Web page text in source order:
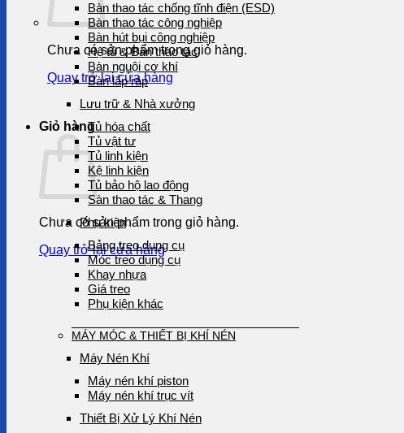
Chưa có sản phẩm trong giỏ hàng.
Quay trở lại cửa hàng
Giỏ hàng
Chưa có sản phẩm trong giỏ hàng.
Quay trở lại cửa hàng
Bàn thao tác chống tĩnh điện (ESD)
Bàn thao tác công nghiệp
Bàn hút bụi công nghiệp
Hệ tủ & Bàn thao tác
Bàn nguội cơ khí
Bàn lắp ráp
Lưu trữ & Nhà xưởng
Tủ hóa chất
Tủ vật tư
Tủ linh kiện
Kệ linh kiện
Tủ bảo hộ lao động
Sàn thao tác & Thang
Phụ kiện
Bảng treo dụng cụ
Móc treo dụng cụ
Khay nhựa
Giá treo
Phụ kiện khác
MÁY MÓC & THIẾT BỊ KHÍ NÉN
Máy Nén Khí
Máy nén khí piston
Máy nén khí trục vít
Thiết Bị Xử Lý Khí Nén